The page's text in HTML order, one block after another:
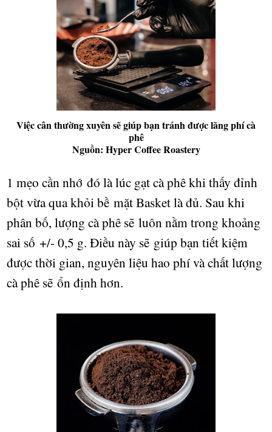
Việc cân thường xuyên sẽ giúp bạn tránh được lãng phí cà
phê
Nguồn: Hyper Coffee Roastery
1 mẹo cần nhớ đó là lúc gạt cà phê khi thấy đỉnh
bột vừa qua khỏi bề mặt Basket là đủ. Sau khi
phân bố, lượng cà phê sẽ luôn nằm trong khoảng
sai số +/- 0,5 g. Điều này sẽ giúp bạn tiết kiệm
được thời gian, nguyên liệu hao phí và chất lượng
cà phê sẽ ổn định hơn.